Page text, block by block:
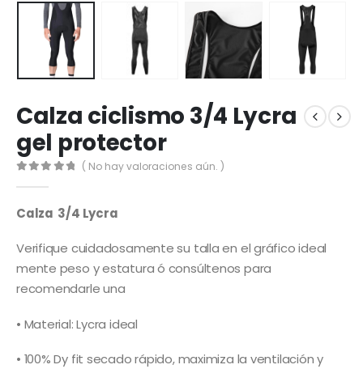
Calza ciclismo 3/4 Lycra
gel protector
( No hay valoraciones aún. )
Calza 3/4 Lycra
Verifique cuidadosamente su talla en el gráfico ideal
mente peso y estatura ó consúltenos para
recomendarle una
• Material: Lycra ideal
• 100% Dy fit secado rápido, maximiza la ventilación y